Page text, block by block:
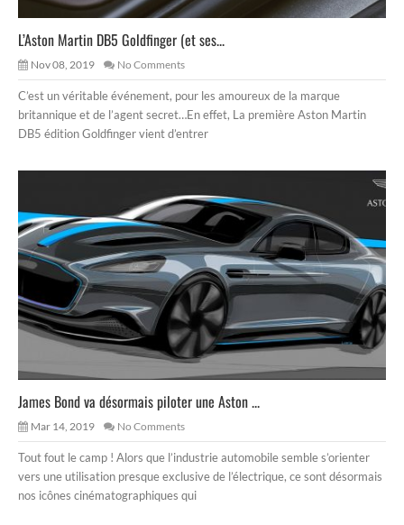
L’Aston Martin DB5 Goldfinger (et ses...
Nov 08, 2019 No Comments
C’est un véritable événement, pour les amoureux de la marque
britannique et de l’agent secret…En effet, La première Aston Martin
DB5 édition Goldfinger vient d’entrer
James Bond va désormais piloter une Aston ...
Mar 14, 2019 No Comments
Tout fout le camp ! Alors que l’industrie automobile semble s’orienter
vers une utilisation presque exclusive de l’électrique, ce sont désormais
nos icônes cinématographiques qui